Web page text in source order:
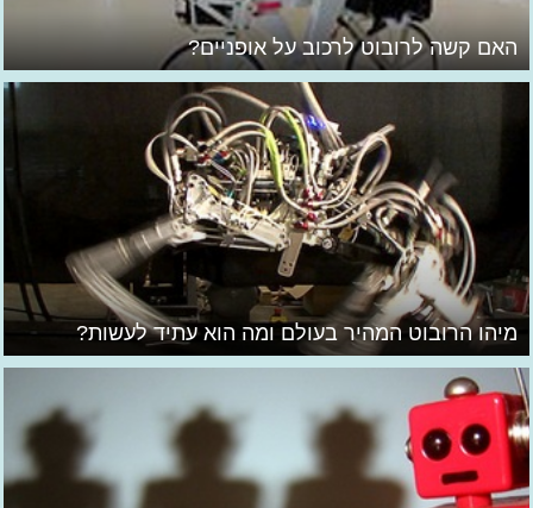
האם קשה לרובוט לרכוב על אופניים?
מיהו הרובוט המהיר בעולם ומה הוא עתיד לעשות?